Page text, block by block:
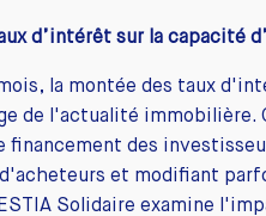
d’intérêt sur la capacité
la montée des taux
de l'actualité immobilière.
financement des
et modifiant
Solidaire examine